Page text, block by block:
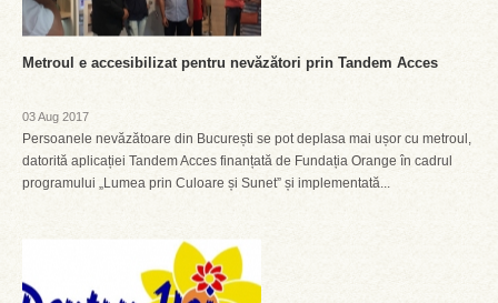
Metroul e accesibilizat pentru nevăzători prin Tandem Acces
03 Aug 2017
Persoanele nevăzătoare din București se pot deplasa mai ușor cu metroul,
datorită aplicației Tandem Acces finanțată de Fundația Orange în cadrul
programului „Lumea prin Culoare și Sunet” și implementată...